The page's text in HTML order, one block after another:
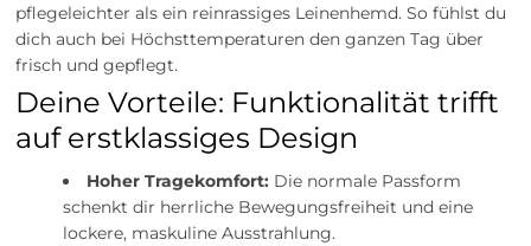
pflegeleichter als ein reinrassiges Leinenhemd. So fühlst du
dich auch bei Höchsttemperaturen den ganzen Tag über
frisch und gepflegt.
Deine Vorteile: Funktionalität trifft
auf erstklassiges Design
Hoher Tragekomfort: Die normale Passform
schenkt dir herrliche Bewegungsfreiheit und eine
lockere, maskuline Ausstrahlung.